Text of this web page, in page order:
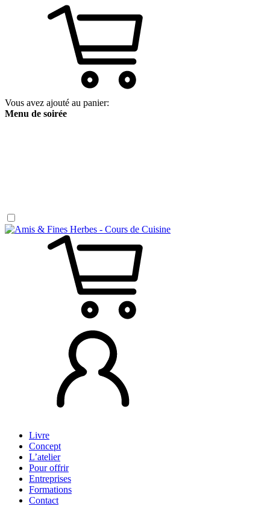
Vous avez ajouté au panier:
Menu de soirée
Livre
Concept
L’atelier
Pour offrir
Entreprises
Formations
Contact